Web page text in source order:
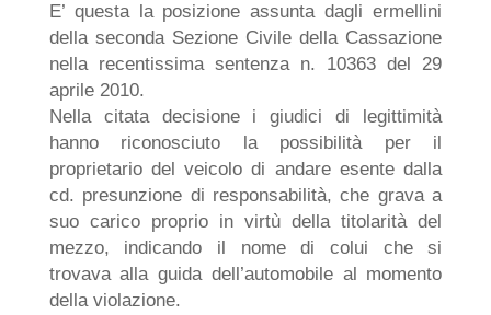
E’ questa la posizione assunta dagli ermellini
della seconda Sezione Civile della Cassazione
nella recentissima sentenza n. 10363 del 29
aprile 2010.
Nella citata decisione i giudici di legittimità
hanno riconosciuto la possibilità per il
proprietario del veicolo di andare esente dalla
cd. presunzione di responsabilità, che grava a
suo carico proprio in virtù della titolarità del
mezzo, indicando il nome di colui che si
trovava alla guida dell’automobile al momento
della violazione.